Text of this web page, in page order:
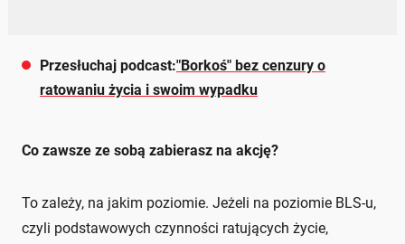
Przesłuchaj podcast:"Borkoś" bez cenzury o
ratowaniu życia i swoim wypadku
Co zawsze ze sobą zabierasz na akcję?
To zależy, na jakim poziomie. Jeżeli na poziomie BLS-u,
czyli podstawowych czynności ratujących życie,